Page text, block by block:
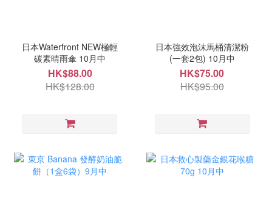
日本Waterfront NEW極輕
碳素晴雨傘 10月中
HK$88.00
HK$128.00
日本強效泡沫馬桶清潔粉
(一套2包) 10月中
HK$75.00
HK$95.00